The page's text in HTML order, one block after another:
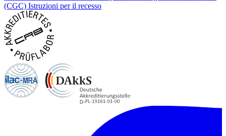
(CGC) Istruzioni per il recesso